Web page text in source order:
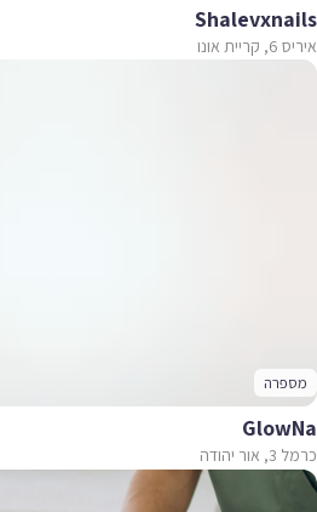
Shalevxnails
איריס 6, קריית אונו
מספרה
GlowNa
כרמל 3, אור יהודה